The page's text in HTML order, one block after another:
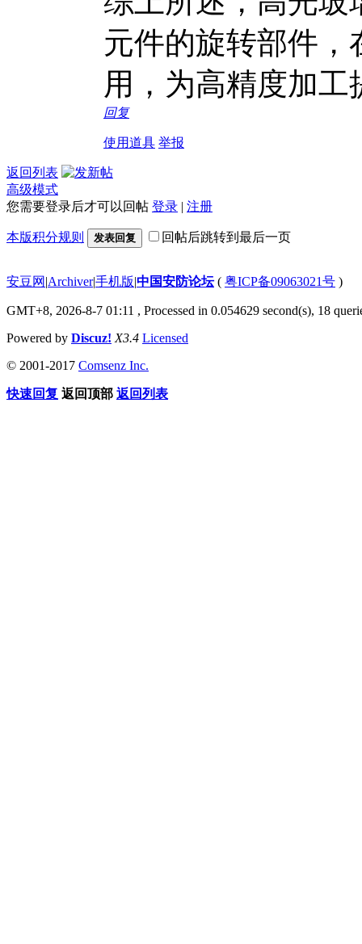
元件的旋转部件
用，为高精度加
回复
使用道具 举报
返回列表
高级模式
您需要登录后才可以回帖 登录 | 注册
本版积分规则 发表回复 回帖后跳转到最后一页
安豆网 |Archiver|手机版|中国安防论坛( 粤ICP备09063021号 )
GMT+8, 2026-8-7 01:11 , Processed in 0.054629 second(s), 18
Powered by Discuz! X3.4 Licensed
© 2001-2017 Comsenz Inc.
快速回复 返回顶部 返回列表